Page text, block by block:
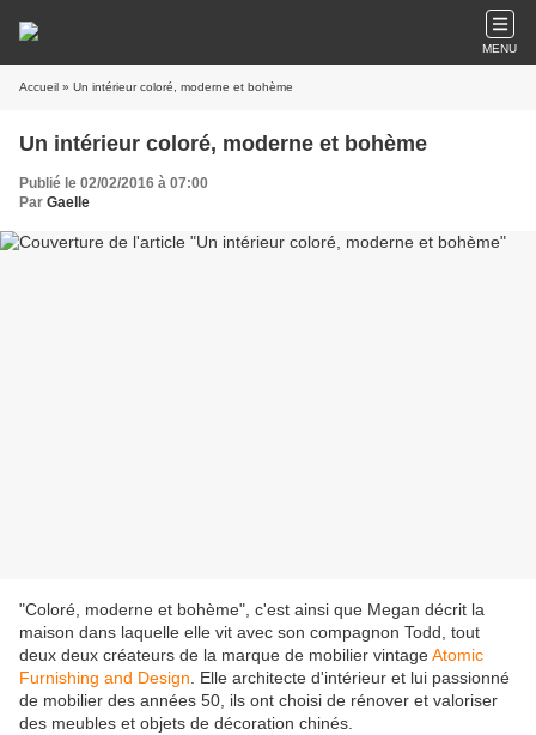
MENU
Accueil » Un intérieur coloré, moderne et bohème
Un intérieur coloré, moderne et bohème
Publié le 02/02/2016 à 07:00
Par Gaelle
"Coloré, moderne et bohème", c'est ainsi que Megan décrit la
maison dans laquelle elle vit avec son compagnon Todd, tout
deux deux créateurs de la marque de mobilier vintageAtomic
Furnishing and Design . Elle architecte d'intérieur et lui passionné
de mobilier des années 50, ils ont choisi de rénover et valoriser
des meubles et objets de décoration chinés.